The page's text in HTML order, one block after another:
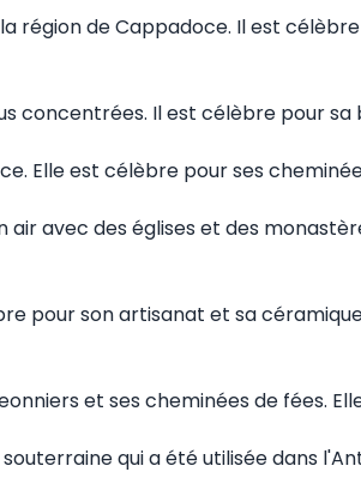
région de Cappadoce. Il est
concentrées. Il est célèbre pour
Elle est célèbre pour ses
avec des églises et des
pour son artisanat et sa
et ses cheminées de fées.
qui a été utilisée dans